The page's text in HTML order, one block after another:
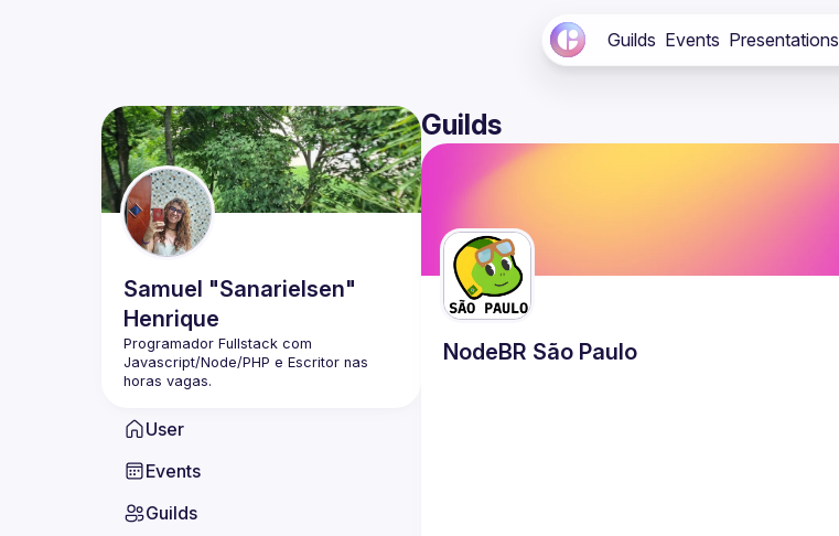
Guilds Events Presentations
Samuel "Sanarielsen"
Henrique
Programador Fullstack com
Javascript/Node/PHP e Escritor nas
User
Events
Guilds
Guilds
NodeBR São Paulo